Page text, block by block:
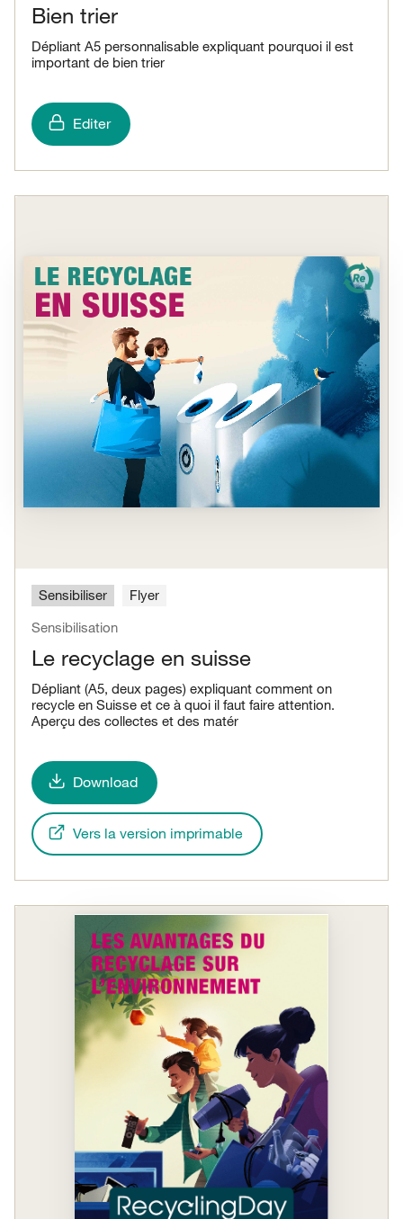
Bien trier
Dépliant A5 personnalisable expliquant pourquoi il est
important de bien trier
Editer
Sensibiliser
Flyer
Sensibilisation
Le recyclage en suisse
Dépliant (A5, deux pages) expliquant comment on
recycle en Suisse et ce à quoi il faut faire attention.
Aperçu des collectes et des matér
Download
Vers la version imprimable